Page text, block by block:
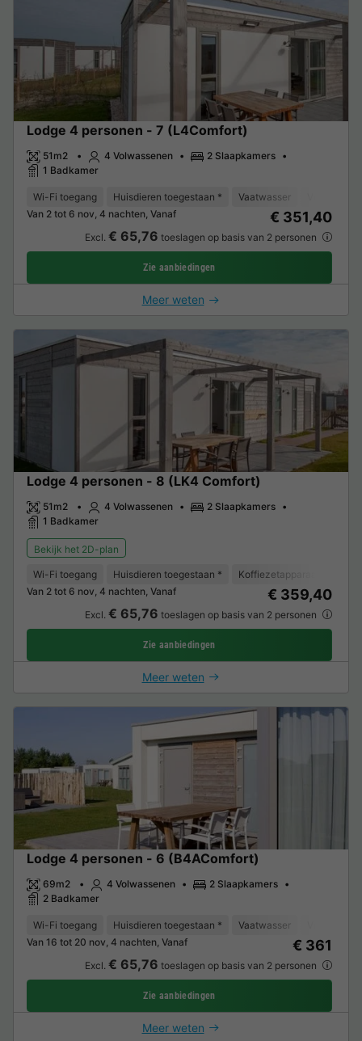
Lodge 4 personen - 7 (L4Comfort)
51m2 4 Volwassenen
2 Slaapkamers
1 Badkamer
Wi-Fi toegang Huisdieren toegestaan * Vaatwasser
Van 2 tot 6 nov, 4 nachten, Vanaf
€ 351,40
Excl. € 65,76 toeslagen op basis van 2 personen
Zie aanbiedingen
Meer weten
Lodge 4 personen - 8 (LK4 Comfort)
51m2 4 Volwassenen
2 Slaapkamers
1 Badkamer
Bekijk het 2D-plan
Wi-Fi toegang Huisdieren toegestaan * Koffiezetapparaat
Van 2 tot 6 nov, 4 nachten, Vanaf
€ 359,40
Excl. € 65,76 toeslagen op basis van 2 personen
Zie aanbiedingen
Meer weten
Lodge 4 personen - 6 (B4AComfort)
69m2 4 Volwassenen
2 Slaapkamers
2 Badkamer
Wi-Fi toegang Huisdieren toegestaan * Vaatwasser
Van 16 tot 20 nov, 4 nachten, Vanaf
€ 361
Excl. € 65,76 toeslagen op basis van 2 personen
Zie aanbiedingen
Meer weten